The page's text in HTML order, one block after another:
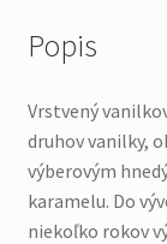
Popis
Vrstvený
druhov vanilky,
výberovým
karamelu. Do
niekoľko rokov